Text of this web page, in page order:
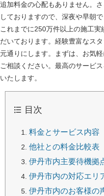
追加料金の心配もありません。
しておりますので、深夜や早朝で
これまでに250万件以上の施工
だいております。経験豊富なス
元通りにします。まずは、お気
ご相談ください。最高のサービ
いたします。
目次
料金とサービス内容
他社との料金比較表
伊丹市内主要待機拠
伊丹市内の対応エリ
伊丹市内のお客様の